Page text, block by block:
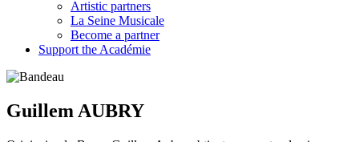
Artistic partners
La Seine Musicale
Become a partner
Support the Académie
Guillem AUBRY